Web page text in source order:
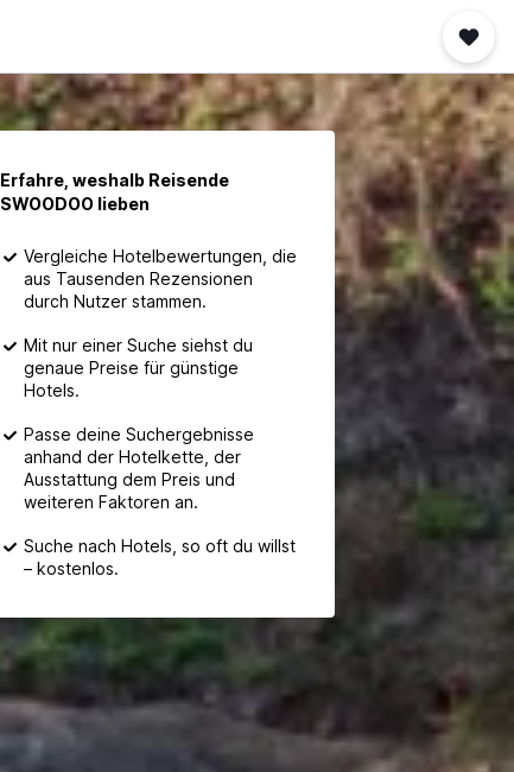
Erfahre, weshalb Reisende
SWOODOO lieben
Vergleiche Hotelbewertungen, die
aus Tausenden Rezensionen
durch Nutzer stammen.
Mit nur einer Suche siehst du
genaue Preise für günstige
Hotels.
Passe deine Suchergebnisse
anhand der Hotelkette, der
Ausstattung dem Preis und
weiteren Faktoren an.
Suche nach Hotels, so oft du willst
– kostenlos.